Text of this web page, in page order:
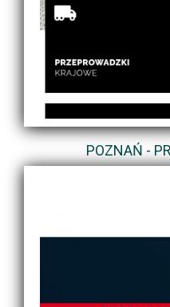
POZNAŃ -